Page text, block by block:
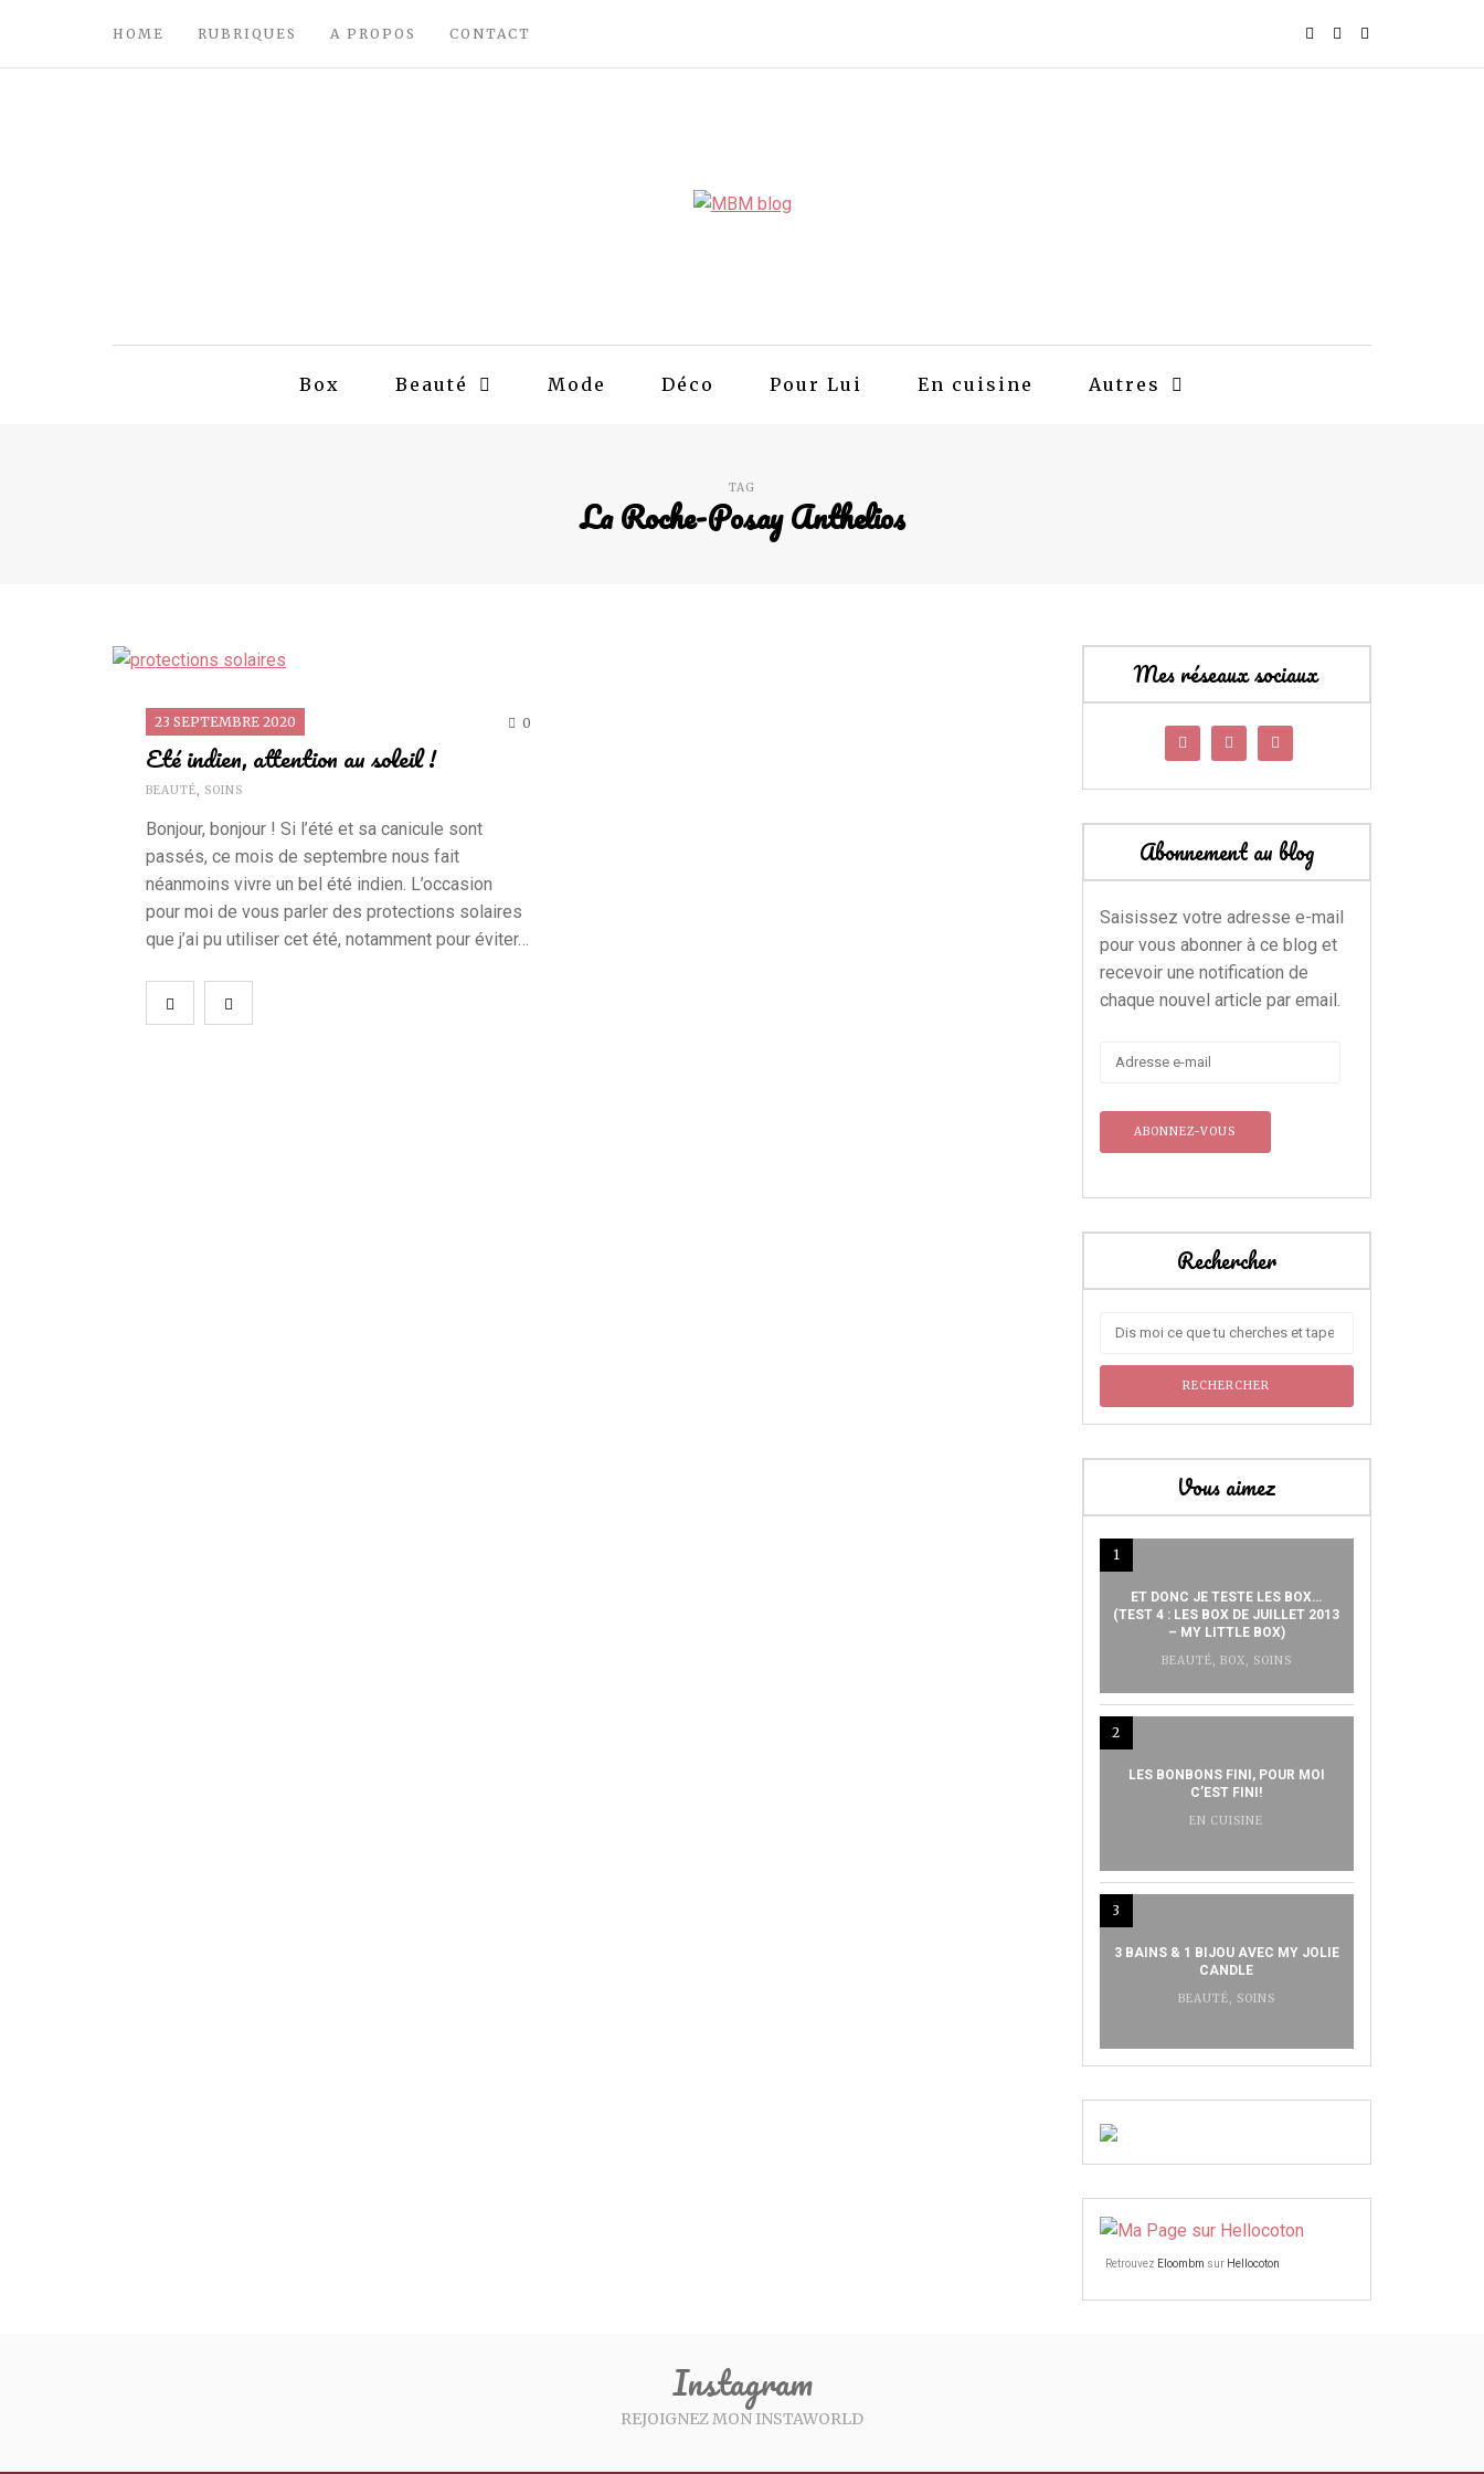
HOME RUBRIQUES A PROPOS CONTACT
Box Beauté Mode Déco Pour Lui En cuisine Autres
TAG
La Roche-Posay Anthelios
23 SEPTEMBRE 2020 0
Eté indien, attention au soleil !
BEAUTÉ, SOINS
Bonjour, bonjour ! Si l’été et sa canicule sont
passés, ce mois de septembre nous fait
néanmoins vivre un bel été indien. L’occasion
pour moi de vous parler des protections solaires
que j’ai pu utiliser cet été, notamment pour éviter…
Mes réseaux sociaux
Abonnement au blog
Saisissez votre adresse e-mail
pour vous abonner à ce blog et
recevoir une notification de
chaque nouvel article par email.
Adresse
mail
Rechercher
Vous aimez
1
ET DONC JE TESTE LES BOX…
(TEST 4 : LES BOX DE JUILLET 2013
– MY LITTLE BOX)
BEAUTÉ, BOX, SOINS
2
LES BONBONS FINI, POUR MOI
C’EST FINI!
EN CUISINE
3
3 BAINS & 1 BIJOU AVEC MY JOLIE
CANDLE
BEAUTÉ, SOINS
Retrouvez Eloombm sur Hellocoton
Instagram
REJOIGNEZ MON INSTAWORLD